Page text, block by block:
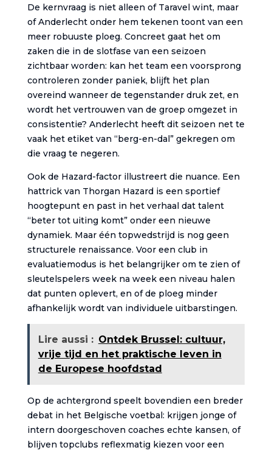
De kernvraag is niet alleen of Taravel wint, maar
of Anderlecht onder hem tekenen toont van een
meer robuuste ploeg. Concreet gaat het om
zaken die in de slotfase van een seizoen
zichtbaar worden: kan het team een voorsprong
controleren zonder paniek, blijft het plan
overeind wanneer de tegenstander druk zet, en
wordt het vertrouwen van de groep omgezet in
consistentie? Anderlecht heeft dit seizoen net te
vaak het etiket van “berg-en-dal” gekregen om
die vraag te negeren.
Ook de Hazard-factor illustreert die nuance. Een
hattrick van Thorgan Hazard is een sportief
hoogtepunt en past in het verhaal dat talent
“beter tot uiting komt” onder een nieuwe
dynamiek. Maar één topwedstrijd is nog geen
structurele renaissance. Voor een club in
evaluatiemodus is het belangrijker om te zien of
sleutelspelers week na week een niveau halen
dat punten oplevert, en of de ploeg minder
afhankelijk wordt van individuele uitbarstingen.
Lire aussi : Ontdek Brussel: cultuur,
vrije tijd en het praktische leven in
de Europese hoofdstad
Op de achtergrond speelt bovendien een breder
debat in het Belgische voetbal: krijgen jonge of
intern doorgeschoven coaches echte kansen, of
blijven topclubs reflexmatig kiezen voor een